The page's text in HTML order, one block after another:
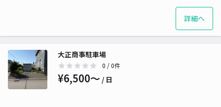
詳細へ
大正商事駐車場
0 / 0件
¥6,500〜 / 日